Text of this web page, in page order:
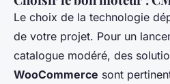
Le choix de la technologie
de votre projet. Pour un
catalogue modéré, des
WooCommerce sont